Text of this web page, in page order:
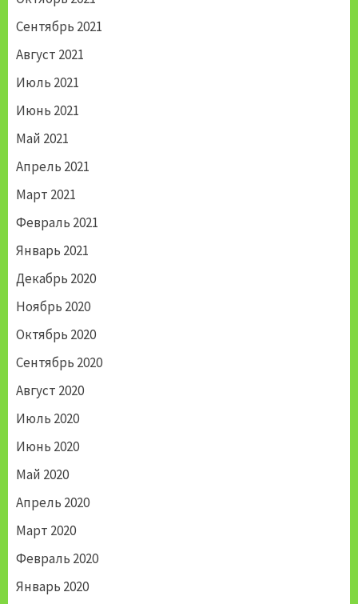
Сентябрь 2021
Август 2021
Июль 2021
Июнь 2021
Май 2021
Апрель 2021
Март 2021
Февраль 2021
Январь 2021
Декабрь 2020
Ноябрь 2020
Октябрь 2020
Сентябрь 2020
Август 2020
Июль 2020
Июнь 2020
Май 2020
Апрель 2020
Март 2020
Февраль 2020
Январь 2020